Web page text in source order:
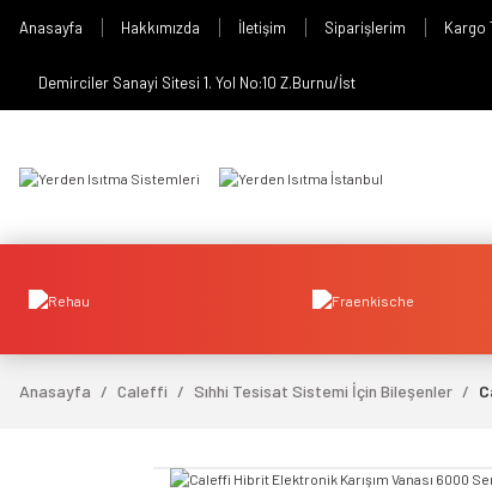
Anasayfa Hakkımızda İletişim Siparişlerim Kargo
Demirciler Sanayi Sitesi 1. Yol No:10 Z.Burnu/İst
Anasayfa Caleffi Sıhhi Tesisat Sistemi İçin Bileşenler